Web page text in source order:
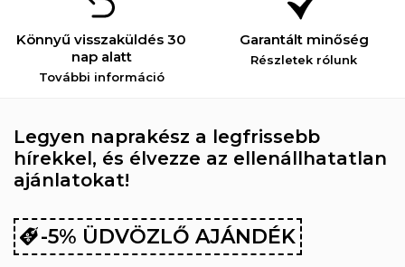
Könnyű visszaküldés 30
nap alatt
További információ
Garantált minőség
Részletek rólunk
Legyen naprakész a legfrissebb
hírekkel, és élvezze az ellenállhatatlan
ajánlatokat!
-5% ÜDVÖZLŐ AJÁNDÉK